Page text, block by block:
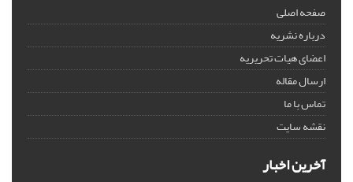
صفحه اصلی
درباره نشریه
اعضای هیات تحریریه
ارسال مقاله
تماس با ما
نقشه سایت
آخرین اخبار